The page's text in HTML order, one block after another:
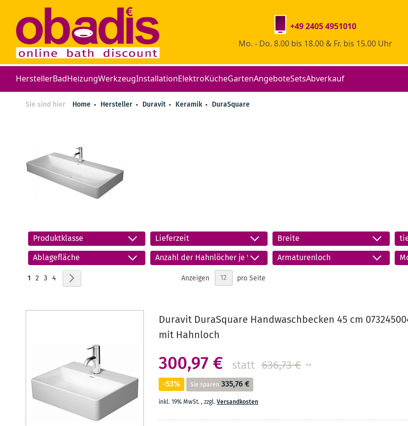
+49 2405 4951010
Mo. - Do. 8.00 bis 18.00 & Fr. bis 15.00 Uhr
HerstellerBadHeizungWerkzeugInstallationElektroKücheGartenAngeboteSetsAbverkauf
Sie sind hier Home Hersteller Duravit Keramik DuraSquare
Produktklasse Lieferzeit Breite
Ablagefläche
Anzahl der Hahnlöcher je WaschplatzArmaturenloch
Seite
Sie lesen gerade Seite
1 Seite
2 Seite
3 Seite
4 Anzeigen pro Seite
Duravit DuraSquare Handwaschbecken 45 cm
mit Hahnloch
300,97 € statt 636,73 € **
-53% Sie sparen 335,76 €
inkl. 19% MwSt.,zzgl.Versandkosten